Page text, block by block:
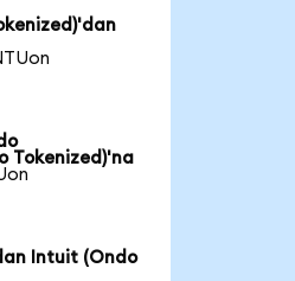
Tokenized)'na
Intuit (Ondo